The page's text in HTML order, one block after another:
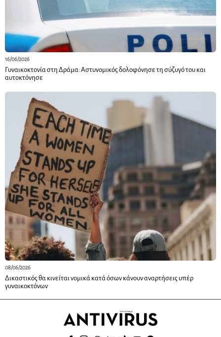
16/06/2026
Γυναικοκτονία στη Δράμα: Αστυνομικός δολοφόνησε τη σύζυγό του και
αυτοκτόνησε
08/06/2026
Δικαστικός θα κινείται νομικά κατά όσων κάνουν αναρτήσεις υπέρ
γυναικοκτόνων